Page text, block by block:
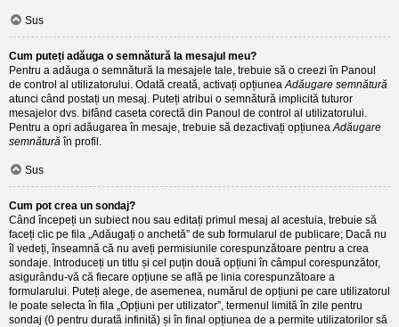
Sus
Cum puteți adăuga o semnătură la mesajul meu?
Pentru a adăuga o semnătură la mesajele tale, trebuie să o creezi în Panoul
de control al utilizatorului. Odată creată, activați opțiuneaAdăugare semnătură
atunci când postați un mesaj. Puteți atribui o semnătură implicită tuturor
mesajelor dvs. bifând caseta corectă din Panoul de control al utilizatorului.
Pentru a opri adăugarea în mesaje, trebuie să dezactivați opțiuneaAdăugare
semnătură în profil.
Sus
Cum pot crea un sondaj?
Când începeți un subiect nou sau editați primul mesaj al acestuia, trebuie să
faceți clic pe fila „Adăugați o anchetă” de sub formularul de publicare; Dacă nu
îl vedeți, înseamnă că nu aveți permisiunile corespunzătoare pentru a crea
sondaje. Introduceți un titlu și cel puțin două opțiuni în câmpul corespunzător,
asigurându-vă că fiecare opțiune se află pe linia corespunzătoare a
formularului. Puteți alege, de asemenea, numărul de opțiuni pe care utilizatorul
le poate selecta în fila „Opțiuni per utilizator”, termenul limită în zile pentru
sondaj (0 pentru durată infinită) și în final opțiunea de a permite utilizatorilor să